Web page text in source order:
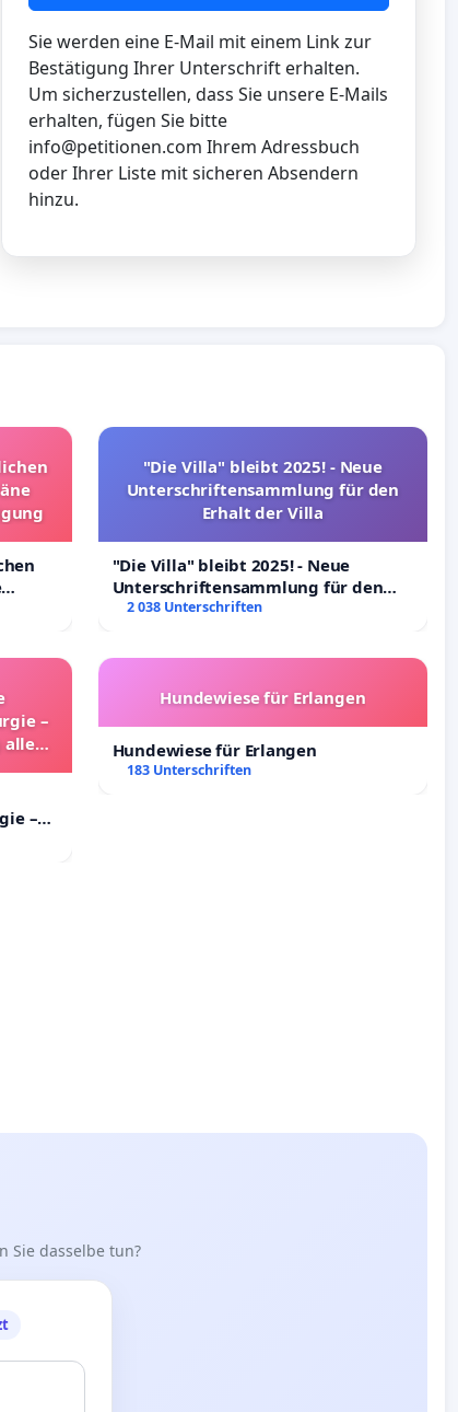
Sie werden eine E-Mail mit einem Link zur
Bestätigung Ihrer Unterschrift erhalten.
Um sicherzustellen, dass Sie unsere E-Mails
erhalten, fügen Sie bitte
info@petitionen.com Ihrem Adressbuch
oder Ihrer Liste mit sicheren Absendern
hinzu.
"Die Villa" bleibt 2025! - Neue
Unterschriftensammlung für den
Erhalt der Villa
"Die Villa" bleibt 2025! - Neue
Unterschriftensammlung für den
Erhalt der Villa
2 038 Unterschriften
–
aller
–
Hundewiese für Erlangen
Hundewiese für Erlangen
183 Unterschriften
Sie dasselbe tun?